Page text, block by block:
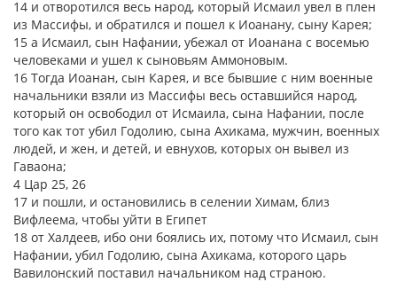
14 и отворотился весь народ, который Исмаил увел в плен
из Массифы, и обратился и пошел к Иоанану, сыну Карея;
15 а Исмаил, сын Нафании, убежал от Иоанана с восемью
человеками и ушел к сыновьям Аммоновым.
16 Тогда Иоанан, сын Карея, и все бывшие с ним военные
начальники взяли из Массифы весь оставшийся народ,
который он освободил от Исмаила, сына Нафании, после
того как тот убил Годолию, сына Ахикама, мужчин, военных
людей, и жен, и детей, и евнухов, которых он вывел из
Гаваона;
4 Цар 25, 26
17 и пошли, и остановились в селении Химам, близ
Вифлеема, чтобы уйти в Египет
18 от Халдеев, ибо они боялись их, потому что Исмаил, сын
Нафании, убил Годолию, сына Ахикама, которого царь
Вавилонский поставил начальником над страною.